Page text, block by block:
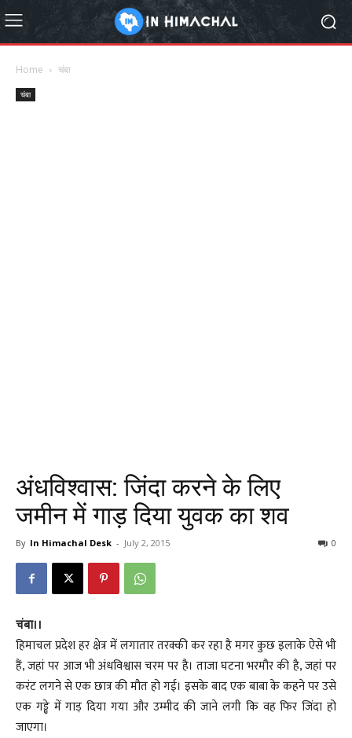
Home चंबा
चंबा
अंधविश्वास: जिंदा करने के लिए
जमीन में गाड़ दिया युवक का शव
By In Himachal Desk - July 2, 2015 0
चंबा।।
हिमाचल प्रदेश हर क्षेत्र में लगातार तरक्की कर रहा है मगर कुछ इलाके ऐसे भी
हैं, जहां पर आज भी अंधविश्वास चरम पर है। ताजा घटना भरमौर की है, जहां पर
करंट लगने से एक छात्र की मौत हो गई। इसके बाद एक बाबा के कहने पर उसे
एक गड्ढे में गाड़ दिया गया और उम्मीद की जाने लगी कि वह फिर जिंदा हो
जाएगा।